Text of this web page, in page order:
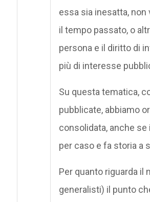
essa sia inesatta, non
il tempo passato, o
persona e il diritto di
più di interesse
Su questa tematica,
pubblicate, abbiamo
consolidata, anche
per caso e fa storia a
Per quanto riguarda il
generalisti) il punto